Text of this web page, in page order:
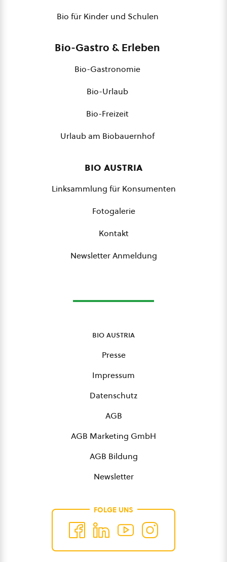
Bio für Kinder und Schulen
Bio-Gastro & Erleben
Bio-Gastronomie
Bio-Urlaub
Bio-Freizeit
Urlaub am Biobauernhof
bio austria
Linksammlung für Konsumenten
Fotogalerie
Kontakt
Newsletter Anmeldung
bio austria
Presse
Impressum
Datenschutz
AGB
AGB Marketing GmbH
AGB Bildung
Newsletter
FOLGE UNS